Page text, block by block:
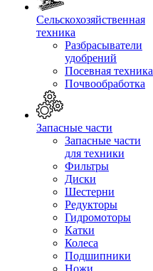
Сельскохозяйственная
техника
Разбрасыватели
удобрений
Посевная техника
Почвообработка
Запасные части
Запасные части
для техники
Фильтры
Диски
Шестерни
Редукторы
Гидромоторы
Катки
Колеса
Подшипники
Ножи